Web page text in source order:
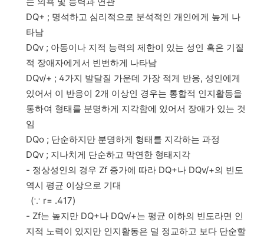
DQ+ ; 명석하고 심리적으로 분석적인 개인에게 높게 나
타남
DQv ; 아동이나 지적 능력의 제한이 있는 성인 혹은 기질
적 장애자에게서 빈번하게 나타남
DQv/+ ; 4가지 발달질 가운데 가장 적게 반응, 성인에게
있어서 이 반응이 2개 이상인 경우는 통합적 인지활동을
통하여 형태를 분명하게 지각함에 있어서 장애가 있는 것
임
DQo ; 단순하지만 분명하게 형태를 지각하는 과정
DQv ; 지나치게 단순하고 막연한 형태지각
- 정상성인의 경우 Zf 증가에 따라 DQ+나 DQv/+의 빈도
역시 평균 이상으로 기대
(∵ r= .417)
- Zf는 높지만 DQ+나 DQv/+는 평균 이하의 빈도라면 인
지적 노력이 있지만 인지활동은 덜 정교하고 보다 단순할